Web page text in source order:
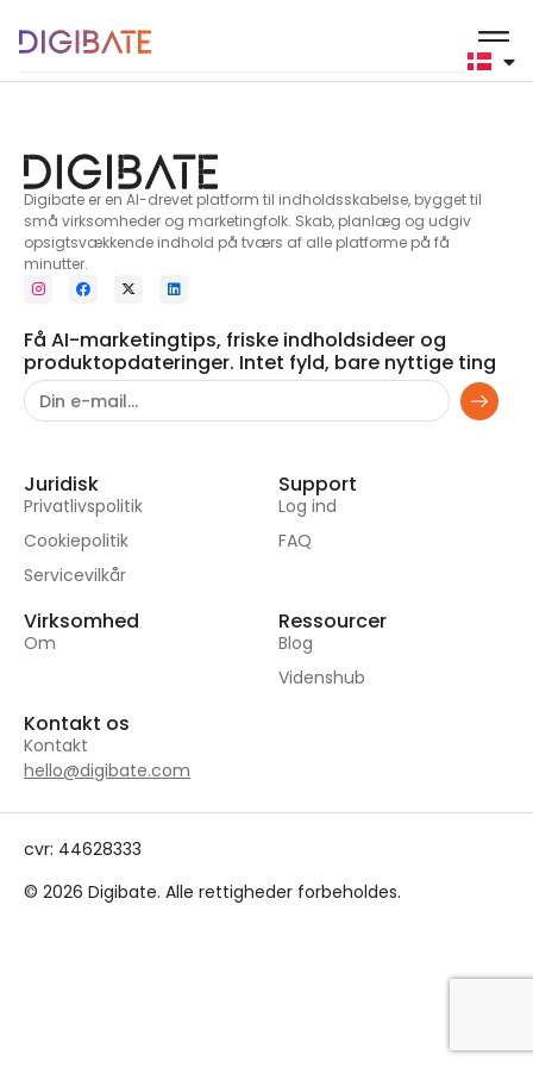
Barer og restauranter
Digibate er en AI-drevet platform til indholdsskabelse, bygget til
små virksomheder og marketingfolk. Skab, planlæg og udgiv
opsigtsvækkende indhold på tværs af alle platforme på få
minutter.
Få AI-marketingtips, friske indholdsideer og
produktopdateringer. Intet fyld, bare nyttige ting
Juridisk
Privatlivspolitik
Cookiepolitik
Servicevilkår
Support
Log ind
FAQ
Virksomhed
Om
Ressourcer
Blog
Videnshub
Kontakt os
Kontakt
hello@digibate.com
cvr: 44628333
© 2026 Digibate. Alle rettigheder forbeholdes.